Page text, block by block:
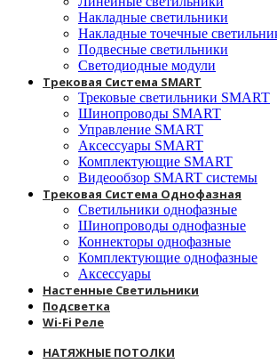
Накладные светильники
Накладные точечные
Подвесные светильники
Светодиодные модули
Трековая Система SMART
Трековые светильники SMART
Шинопроводы SMART
Управление SMART
Аксессуары SMART
Комплектующие SMART
Видеообзор SMART системы
Трековая Система Однофазная
Светильники однофазные
Шинопроводы однофазные
Коннекторы однофазные
Комплектующие однофазные
Аксессуары
Настенные Светильники
Подсветка
Wi-Fi Реле
НАТЯЖНЫЕ ПОТОЛКИ